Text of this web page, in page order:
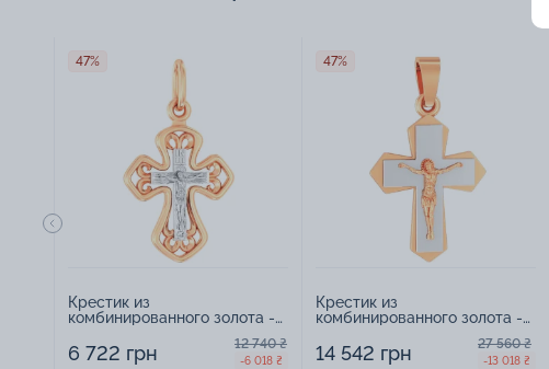
47%
Крестик из
комбинированного золота -
6 722 грн 12 740 ₴
-6 018 ₴
47%
Крестик из
комбинированного золота -
14 542 грн 27 560 ₴
-13 018 ₴